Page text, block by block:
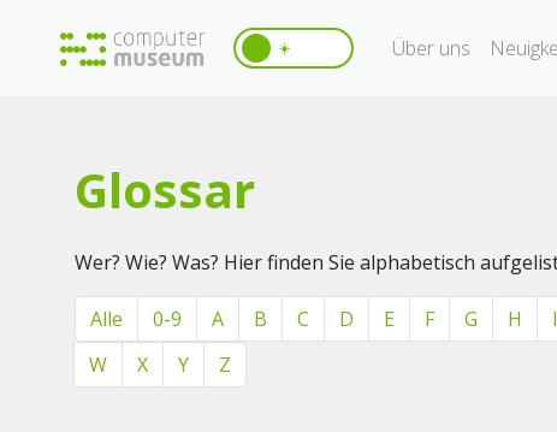
☀️ Über uns
Glossar
Wer? Wie? Was? Hier finden Sie alphabetisch
Alle 0-9 A B C D E F G H I
W
X Y Z